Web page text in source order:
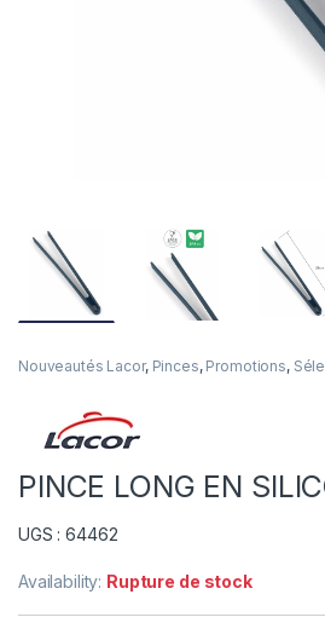
Nouveautés Lacor, Pinces, Promotions,
PINCE LONG EN
UGS : 64462
Availability: Rupture de stock